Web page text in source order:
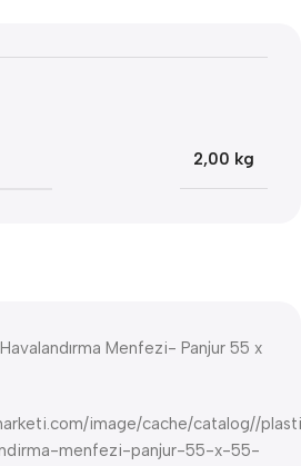
2,00 kg
Menfezi- Panjur 55 x
image/cache/catalog//
menfezi-panjur-55-x-55-